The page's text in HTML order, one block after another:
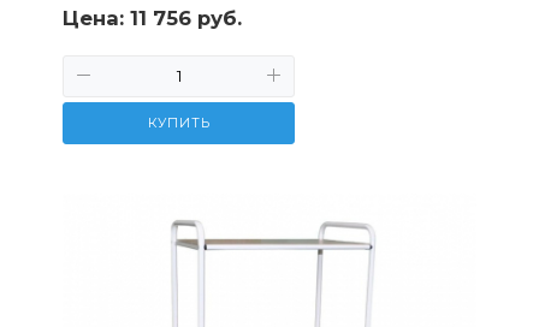
Цена: 11 756 руб.
КУПИТЬ